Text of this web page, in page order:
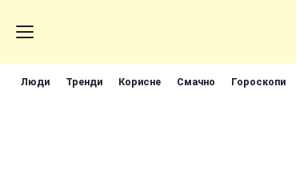
Люди Тренди Корисне Смачно Гороскопи